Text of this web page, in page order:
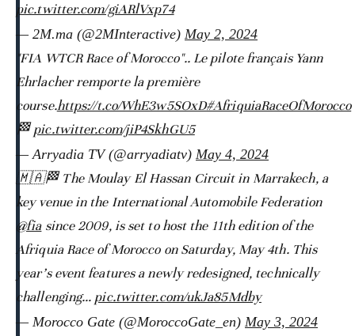
pic.twitter.com/giARlVxp74
— 2M.ma (@2MInteractive) May 2, 2024
"FIA WTCR Race of Morocco".. Le pilote français Yann
Ehrlacher remporte la première
course.https://t.co/WhE3w5SOxD#AfriquiaRaceOfMorocco
🏁pic.twitter.com/jiP4SkhGU5
— Arryadia TV (@arryadiatv) May 4, 2024
🇲🇦🏁 The Moulay El Hassan Circuit in Marrakech, a
key venue in the International Automobile Federation
@fiasince 2009, is set to host the 11th edition of the
Afriquia Race of Morocco on Saturday, May 4th. This
year’s event features a newly redesigned, technically
challenging… pic.twitter.com/ukJa85Mdby
— Morocco Gate (@MoroccoGate_en) May 3, 2024